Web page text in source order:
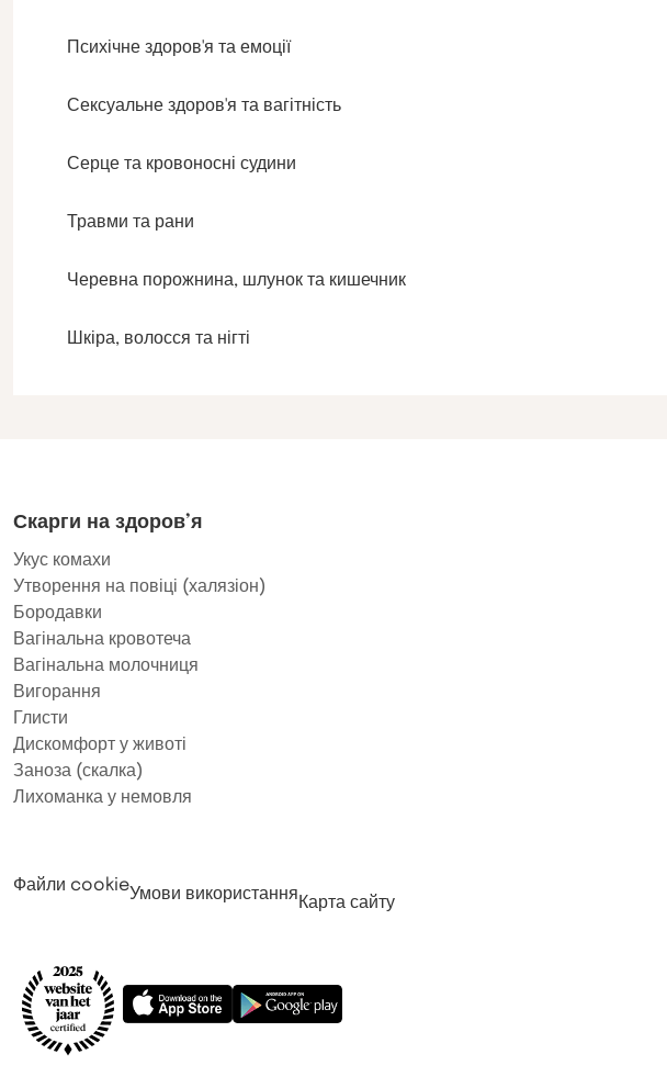
Психічне здоров'я та емоції
Сексуальне здоров'я та вагітність
Серце та кровоносні судини
Травми та рани
Черевна порожнина, шлунок та кишечник
Шкіра, волосся та нігті
Скарги на здоров’я
Укус комахи
Утворення на повіці (халязіон)
Бородавки
Вагінальна кровотеча
Вагінальна молочниця
Вигорання
Глисти
Дискомфорт у животі
Заноза (скалка)
Лихоманка у немовля
Файли cookieУмови використанняКарта сайту